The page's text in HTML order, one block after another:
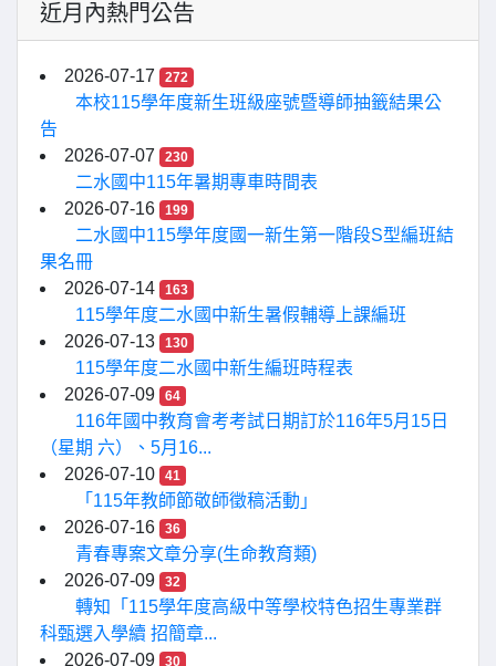
近月內熱門公告
2026-07-17 272
本校115學年度新生班級座號暨導師抽籤結果公
告
2026-07-07
230
二水國中115年暑期專車時間表
2026-07-16
199
二水國中115學年度國一新生第一階段S型編班結
果名冊
2026-07-14
163
115學年度二水國中新生暑假輔導上課編班
2026-07-13
130
115學年度二水國中新生編班時程表
2026-07-09
64
116年國中教育會考考試日期訂於116年5月15日
（星期 六）、5月16...
2026-07-10
41
「115年教師節敬師徵稿活動」
2026-07-16
36
青春專案文章分享(生命教育類)
2026-07-09
32
轉知「115學年度高級中等學校特色招生專業群
科甄選入學續 招簡章...
2026-07-09
30